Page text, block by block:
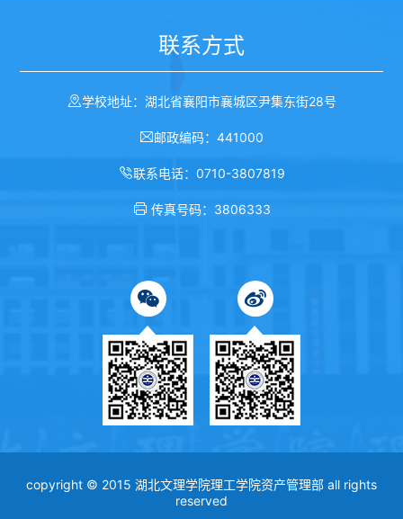
联系方式
学校地址：湖北省襄阳市襄城区尹集东街28号
邮政编码：441000
联系电话：0710-3807819
传真号码：3806333
copyright © 2015 湖北文理学院理工学院资产管理部 all rights
reserved